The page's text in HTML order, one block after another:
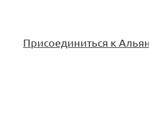
Присоединиться к